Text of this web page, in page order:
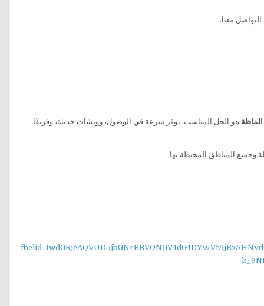
معنا.
هو الحل المناسب. نوفر سرعة في الوصول، وونشات حديثة، وفريقًا